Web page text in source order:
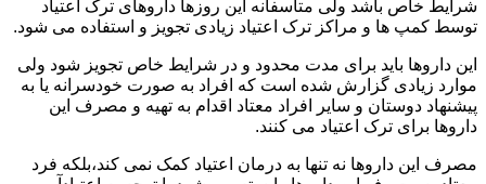
شرایط خاص باشد ولی متأسفانه این روزها داروهای ترک اعتیاد
توسط کمپ ها و مراکز ترک اعتیاد زیادی تجویز و استفاده می شود.
این داروها باید برای مدت محدود و در شرایط خاص تجویز شود ولی
موارد زیادی گزارش شده است که افراد به صورت خودسرانه یا به
پیشنهاد دوستان و سایر افراد معتاد اقدام به تهیه و مصرف این
داروها برای ترک اعتیاد می کنند.
مصرف این داروها نه تنها به درمان اعتیاد کمک نمی کند،بلکه فرد